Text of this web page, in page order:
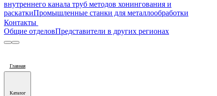
внутреннего канала труб методов хонингования и
раскаткиПромышленные станки для металлообработки
Контакты
Общие отделовПредставители в других регионах
Главная
Каталог